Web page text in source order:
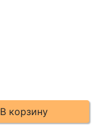
В корзину